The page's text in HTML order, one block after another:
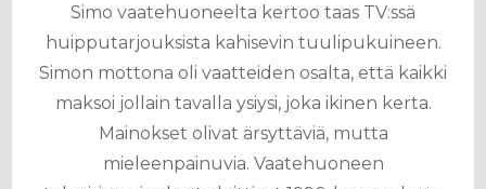
Simo vaatehuoneelta kertoo taas TV:ssä
huipputarjouksista kahisevin tuulipukuineen.
Simon mottona oli vaatteiden osalta, että kaikki
maksoi jollain tavalla ysiysi, joka ikinen kerta.
Mainokset olivat ärsyttäviä, mutta
mieleenpainuvia. Vaatehuoneen